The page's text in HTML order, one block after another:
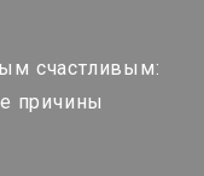
счастливым:
причины